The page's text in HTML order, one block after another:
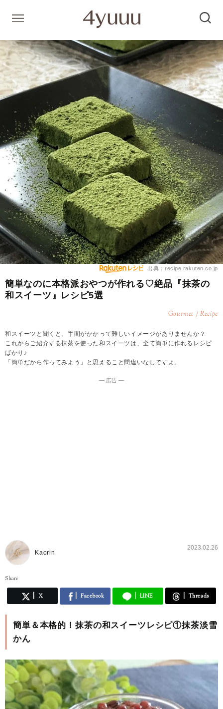
出典：recipe.rakuten.co.jp
簡単なのに本格派おやつが作れる♡絶品『抹茶の
和スイーツ』レシピ5選
Gourmet / Recipe
和スイーツと聞くと、手間がかかって難しいイメージがありませんか？
これからご紹介する抹茶を使った和スイーツは、全て簡単に作れるレシピ
ばかり♪
「簡単だから作ってみよう」と思えること間違いなしですよ。
― 広告 ―
Kaorin
2023.02.26
Share
X Facebook LINE Threads
簡単＆本格的！抹茶の和スイーツレシピ①抹茶淡雪
かん